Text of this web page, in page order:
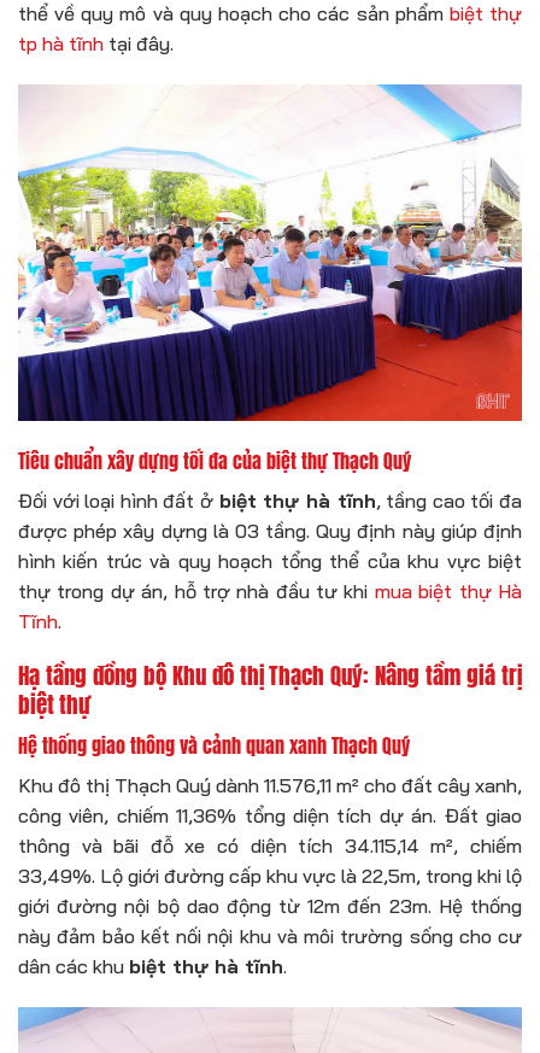
thể về quy mô và quy hoạch cho các sản phẩm biệt thự
tp hà tĩnh tại đây.
Tiêu chuẩn xây dựng tối đa của biệt thự Thạch Quý
Đối với loại hình đất ở biệt thự hà tĩnh, tầng cao tối đa
được phép xây dựng là 03 tầng. Quy định này giúp định
hình kiến trúc và quy hoạch tổng thể của khu vực biệt
thự trong dự án, hỗ trợ nhà đầu tư khi mua biệt thự Hà
Tĩnh.
Hạ tầng đồng bộ Khu đô thị Thạch Quý: Nâng tầm giá trị
biệt thự
Hệ thống giao thông và cảnh quan xanh Thạch Quý
Khu đô thị Thạch Quý dành 11.576,11 m² cho đất cây xanh,
công viên, chiếm 11,36% tổng diện tích dự án. Đất giao
thông và bãi đỗ xe có diện tích 34.115,14 m², chiếm
33,49%. Lộ giới đường cấp khu vực là 22,5m, trong khi lộ
giới đường nội bộ dao động từ 12m đến 23m. Hệ thống
này đảm bảo kết nối nội khu và môi trường sống cho cư
dân các khu biệt thự hà tĩnh.